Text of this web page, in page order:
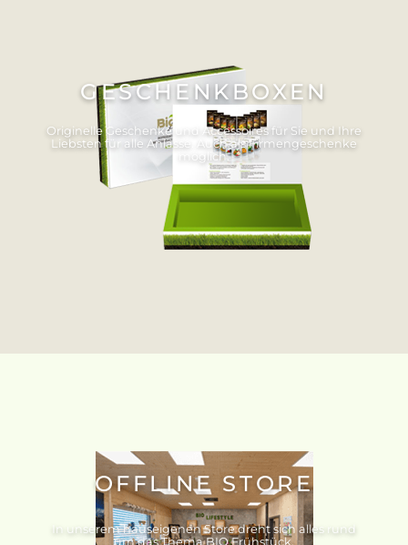
GESCHENKBOXEN
Originelle Geschenke und Accessoires für Sie und Ihre
Liebsten für alle Anlässe. Auch als Firmengeschenke
möglich.
OFFLINE STORE
In unserem hauseigenen Store dreht sich alles rund
um das Thema BIO Frühstück.